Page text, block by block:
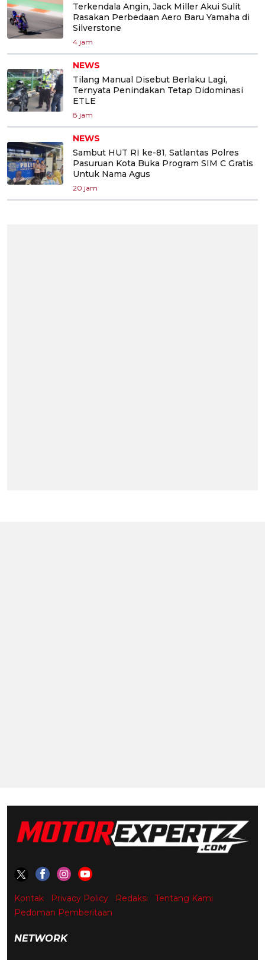
Terkendala Angin, Jack Miller Akui Sulit
Rasakan Perbedaan Aero Baru Yamaha di
Silverstone
4 jam
NEWS
Tilang Manual Disebut Berlaku Lagi,
Ternyata Penindakan Tetap Didominasi
ETLE
8 jam
NEWS
Sambut HUT RI ke-81, Satlantas Polres
Pasuruan Kota Buka Program SIM C Gratis
Untuk Nama Agus
20 jam
Kontak Privacy Policy Redaksi
Tentang Kami
Pedoman Pemberitaan
NETWORK